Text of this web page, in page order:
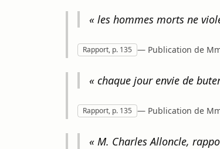
« les hommes morts ne
Rapport, p. 135 — Publication de
« chaque jour envie de
Rapport, p. 135 — Publication de
« M. Charles Alloncle,